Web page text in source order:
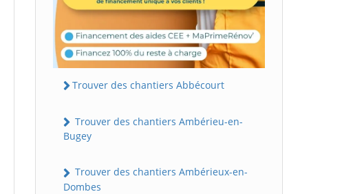
Trouver des chantiers Abbécourt
Trouver des chantiers Ambérieu-en-
Bugey
Trouver des chantiers Ambérieux-en-
Dombes